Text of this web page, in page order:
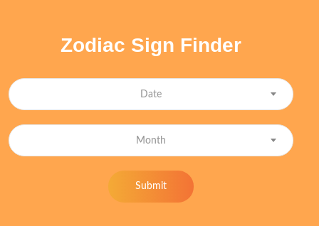
Zodiac Sign Finder
Date
Month
Submit